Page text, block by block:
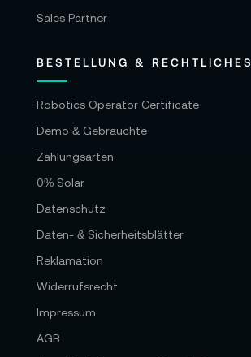
Sales Partner
BESTELLUNG & RECHTLICHES
Robotics Operator Certificate
Demo & Gebrauchte
Zahlungsarten
0% Solar
Datenschutz
Daten- & Sicherheitsblätter
Reklamation
Widerrufsrecht
Impressum
AGB